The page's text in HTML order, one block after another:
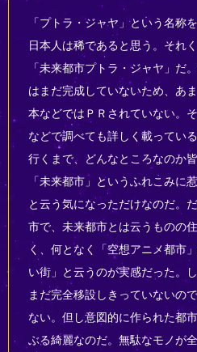
「プトラ・ジャヤ」という名称
日本人は稀であると思う。それ
「未来都市プトラ・ジャヤ」だ
はまだ完成していないため、あ
本などではＰＲされていない。
などで調べても詳しく載ってい
行くまで、どんなところなのか
「未来都市」というふれこみに
と云う気になっただけなのだ。
市で、未来都市とは云うものの
く、何となく「空想アニメ都市
い街」と云うのが実感だった。
まだ完全移設しきっていないの
ない。但し意図的に作られた都
ぶる綺麗なのだ。無駄なモノが